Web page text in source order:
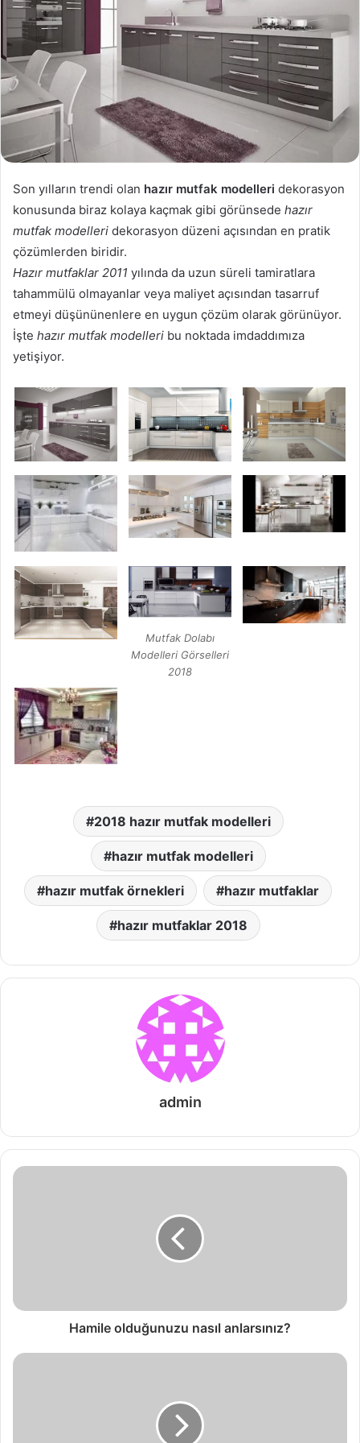
Son yılların trendi olan hazır mutfak modelleri dekorasyon
konusunda biraz kolaya kaçmak gibi görünsede hazır
mutfak modelleri dekorasyon düzeni açısından en pratik
çözümlerden biridir.
Hazır mutfaklar 2011 yılında da uzun süreli tamiratlara
tahammülü olmayanlar veya maliyet açısından tasarruf
etmeyi düşününenlere en uygun çözüm olarak görünüyor.
İşte hazır mutfak modelleri bu noktada imdaddımıza
yetişiyor.
Mutfak Dolabı
Modelleri Görselleri
2018
2018 hazır mutfak modelleri
hazır mutfak modelleri
hazır mutfak örnekleri hazır mutfaklar
hazır mutfaklar 2018
admin
Hamile olduğunuzu nasıl anlarsınız?